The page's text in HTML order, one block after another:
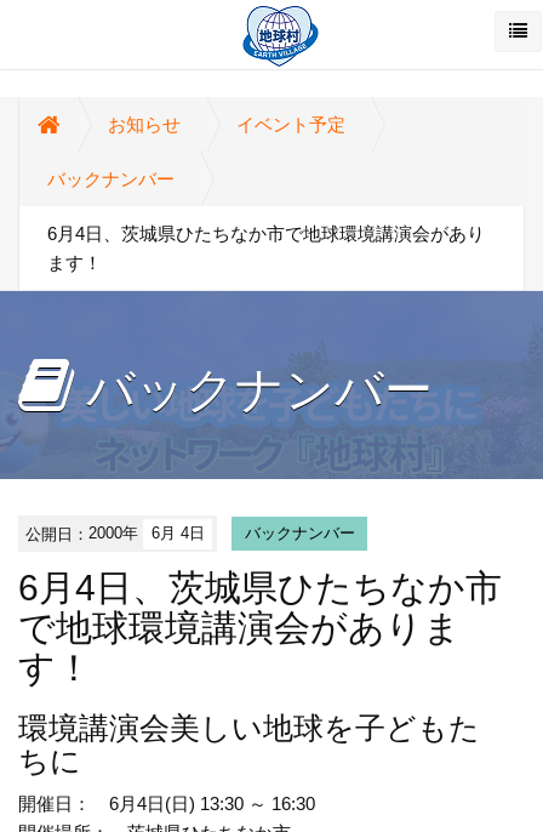
お知らせ イベント予定
バックナンバー
6月4日、茨城県ひたちなか市で地球環境講演会があり
ます！
バックナンバー
公開日：2000年 6月 4日 バックナンバー
6月4日、茨城県ひたちなか市
で地球環境講演会がありま
す！
環境講演会美しい地球を子どもた
ちに
開催日： 6月4日(日) 13:30 ～ 16:30